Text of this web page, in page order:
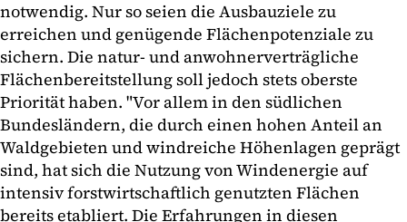
notwendig. Nur so seien die Ausbauziele zu
erreichen und genügende Flächenpotenziale zu
sichern. Die natur- und anwohnerverträgliche
Flächenbereitstellung soll jedoch stets oberste
Priorität haben. "Vor allem in den südlichen
Bundesländern, die durch einen hohen Anteil an
Waldgebieten und windreiche Höhenlagen geprägt
sind, hat sich die Nutzung von Windenergie auf
intensiv forstwirtschaftlich genutzten Flächen
bereits etabliert. Die Erfahrungen in diesen